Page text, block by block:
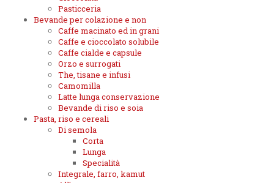
Pasticceria
Bevande per colazione e non
Caffe macinato ed in grani
Caffe e cioccolato solubile
Caffe cialde e capsule
Orzo e surrogati
The, tisane e infusi
Camomilla
Latte lunga conservazione
Bevande di riso e soia
Pasta, riso e cereali
Di semola
Corta
Lunga
Specialità
Integrale, farro, kamut